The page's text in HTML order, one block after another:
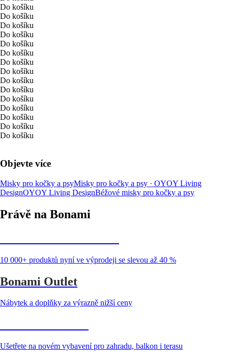
Do košíku
Do košíku
Do košíku
Do košíku
Do košíku
Do košíku
Do košíku
Do košíku
Do košíku
Do košíku
Do košíku
Do košíku
Do košíku
Do košíku
Do košíku
Objevte více
Misky pro kočky a psyMisky pro kočky a psy · OYOY Living
DesignOYOY Living DesignBéžové misky pro kočky a psy
Právě na Bonami
10 000+ produktů nyní ve výprodeji se slevou až 40 %
Bonami Outlet
Nábytek a doplňky za výrazně nižší ceny
Ušetřete na novém vybavení pro zahradu, balkon i terasu